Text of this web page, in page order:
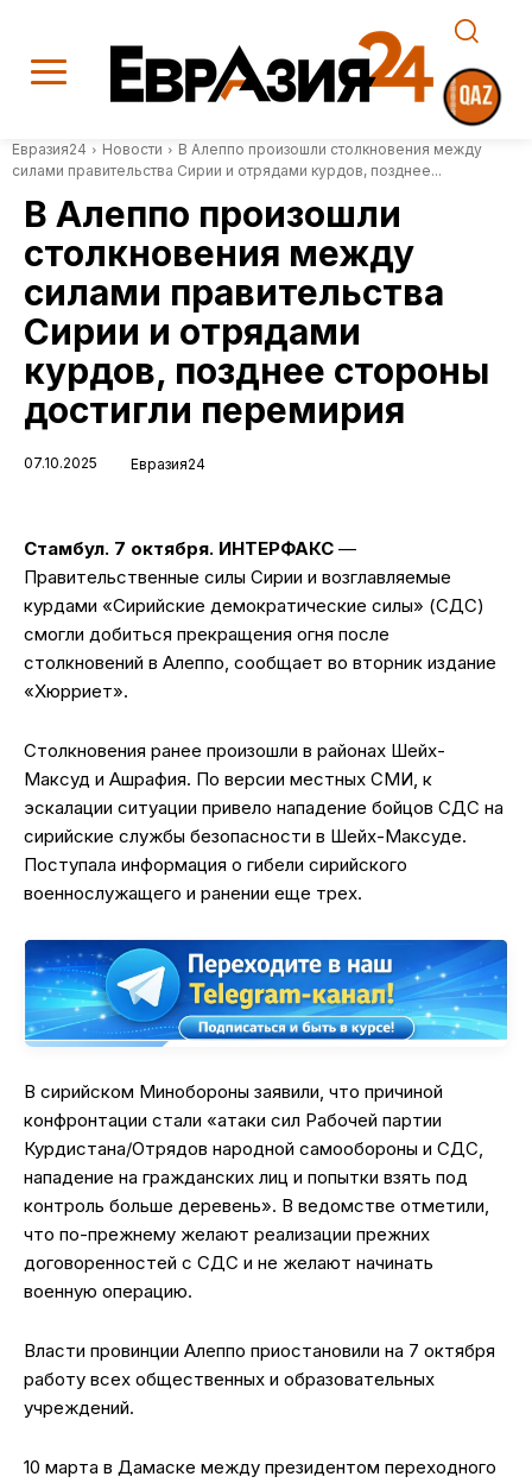
Евразия24 Новости
В Алеппо произошли столкновения между
силами правительства Сирии и отрядами курдов, позднее...
В Алеппо произошли
столкновения между
силами правительства
Сирии и отрядами
курдов, позднее стороны
достигли перемирия
07.10.2025 Евразия24
Стамбул. 7 октября. ИНТЕРФАКС —
Правительственные силы Сирии и возглавляемые
курдами «Сирийские демократические силы» (СДС)
смогли добиться прекращения огня после
столкновений в Алеппо, сообщает во вторник издание
«Хюрриет».
Столкновения ранее произошли в районах Шейх-
Максуд и Ашрафия. По версии местных СМИ, к
эскалации ситуации привело нападение бойцов СДС на
сирийские службы безопасности в Шейх-Максуде.
Поступала информация о гибели сирийского
военнослужащего и ранении еще трех.
В сирийском Минобороны заявили, что причиной
конфронтации стали «атаки сил Рабочей партии
Курдистана/Отрядов народной самообороны и СДС,
нападение на гражданских лиц и попытки взять под
контроль больше деревень». В ведомстве отметили,
что по-прежнему желают реализации прежних
договоренностей с СДС и не желают начинать
военную операцию.
Власти провинции Алеппо приостановили на 7 октября
работу всех общественных и образовательных
учреждений.
10 марта в Дамаске между президентом переходного